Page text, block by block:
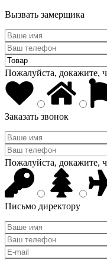
Вызвать замерщика
Пожалуйста, докажите,
Заказать звонок
Пожалуйста, докажите,
Письмо директору